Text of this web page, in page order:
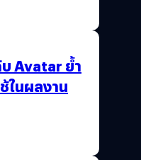
Avatar ย้ำ
ในผลงาน